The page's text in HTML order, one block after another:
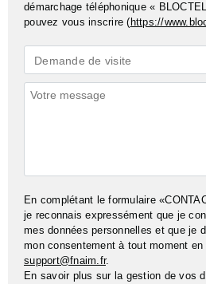
démarchage téléphonique «
pouvez vous inscrire ( https://
Demande
*
Demande de visite
Commentaires
En complétant le formulaire
je reconnais expressément que je
mes données personnelles et que je
mon consentement à tout moment
support@fnaim.fr.
En savoir plus sur la gestion de vos